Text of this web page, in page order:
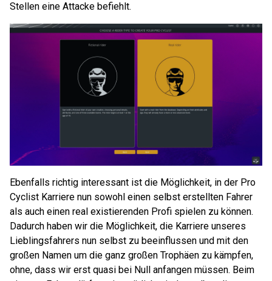
Stellen eine Attacke befiehlt.
Ebenfalls richtig interessant ist die Möglichkeit, in der Pro
Cyclist Karriere nun sowohl einen selbst erstellten Fahrer
als auch einen real existierenden Profi spielen zu können.
Dadurch haben wir die Möglichkeit, die Karriere unseres
Lieblingsfahrers nun selbst zu beeinflussen und mit den
großen Namen um die ganz großen Trophäen zu kämpfen,
ohne, dass wir erst quasi bei Null anfangen müssen. Beim